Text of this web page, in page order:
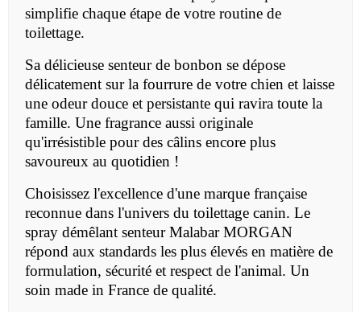
simplifie chaque étape de votre routine de
toilettage.
Sa délicieuse senteur de bonbon se dépose
délicatement sur la fourrure de votre chien et laisse
une odeur douce et persistante qui ravira toute la
famille. Une fragrance aussi originale
qu'irrésistible pour des câlins encore plus
savoureux au quotidien !
Choisissez l'excellence d'une marque française
reconnue dans l'univers du toilettage canin. Le
spray démêlant senteur Malabar MORGAN
répond aux standards les plus élevés en matière de
formulation, sécurité et respect de l'animal. Un
soin made in France de qualité.